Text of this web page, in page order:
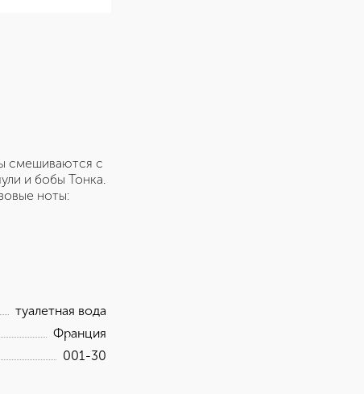
смешиваются с
и бобы Тонка.
ноты:
туалетная вода
Франция
001-30